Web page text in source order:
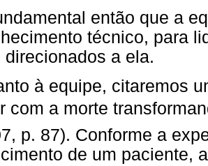
então que a
técnico, para
direcionados a ela.
à equipe, citaremos
com a morte
p. 87). Conforme a
de um paciente,